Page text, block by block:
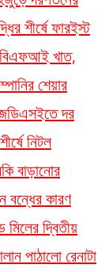
শীর্ষে ফারইস্ট
খাত,
শেয়ার
ডিএসইতে দর
নিটল
বাড়ানোর
বন্ধের কারণ
মিলের দ্বিতীয়
পাঠালো রেনাটা